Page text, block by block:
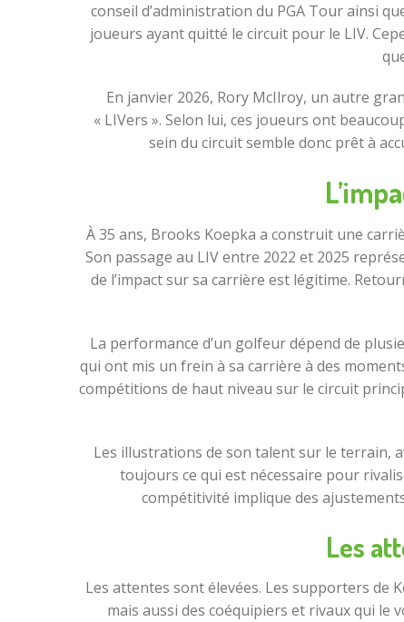
conseil d’administration du PGA Tour ainsi
joueurs ayant quitté le circuit pour le LIV.
En janvier 2026, Rory McIlroy, un autre
« LIVers ». Selon lui, ces joueurs ont
sein du circuit semble donc prêt à
À 35 ans, Brooks Koepka a construit une
Son passage au LIV entre 2022 et 2025
de l’impact sur sa carrière est légitime.
La performance d’un golfeur dépend de
qui ont mis un frein à sa carrière à des
compétitions de haut niveau sur le circuit
Les illustrations de son talent sur le terrain,
toujours ce qui est nécessaire pour
compétitivité implique des
Les
Les attentes sont élevées. Les supporters de
mais aussi des coéquipiers et rivaux qui